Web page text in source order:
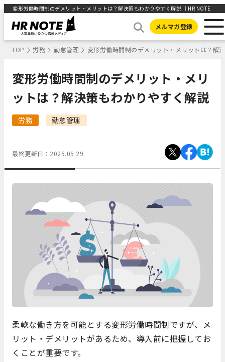
変形労働時間制のデメリット・メリットは？解決策もわかりやすく解説 ｜HR NOTE
メルマガ登録
TOP 労務 勤怠管理 変形労働時間制のデメリット・メリットは？解
変形労働時間制のデメリット・メリ
ットは？解決策もわかりやすく解説
労務 勤怠管理
最終更新日： 2025.05.29
柔軟な働き方を可能とする変形労働時間制ですが、メ
リット・デメリットがあるため、導入前に把握してお
くことが重要です。